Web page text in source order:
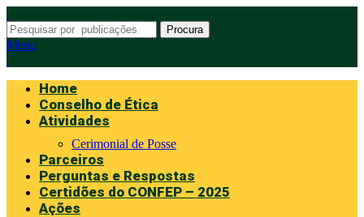
Procura
Menu
Home
Conselho de Ética
Atividades
Cerimonial de Posse
Parceiros
Perguntas e Respostas
Certidões do CONFEP – 2025
Ações